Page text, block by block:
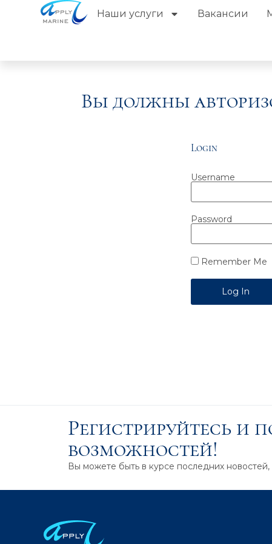
Наши услуги Вакансии
Вы должны
Login
Username
Password
Remember Me
Регистрируйтесь и
возможностей!
Вы можете быть в курсе последних